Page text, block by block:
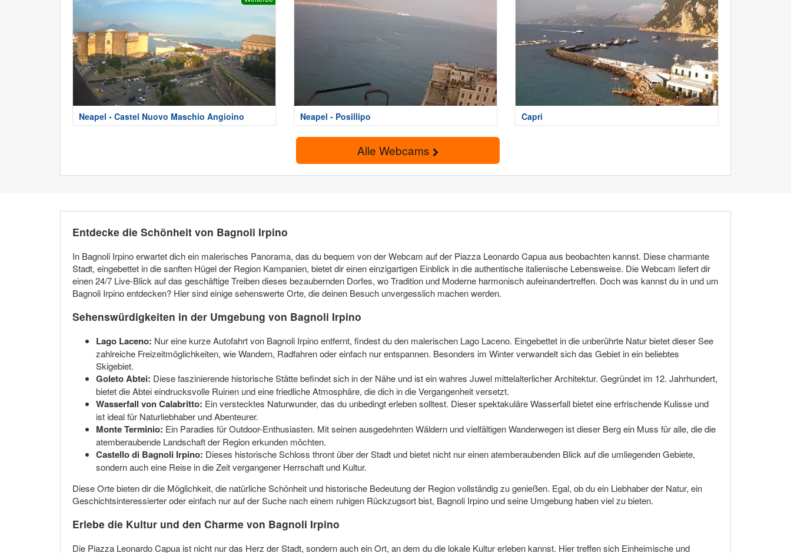
Neapel - Castel Nuovo Maschio Angioino Neapel - Posillipo Capri
Alle Webcams
Entdecke die Schönheit von Bagnoli Irpino
In Bagnoli Irpino erwartet dich ein malerisches Panorama, das du bequem von der Webcam auf der Piazza Leonardo Capua aus beobachten kannst. Diese charmante
Stadt, eingebettet in die sanften Hügel der Region Kampanien, bietet dir einen einzigartigen Einblick in die authentische italienische Lebensweise. Die Webcam liefert dir
einen 24/7 Live-Blick auf das geschäftige Treiben dieses bezaubernden Dorfes, wo Tradition und Moderne harmonisch aufeinandertreffen. Doch was kannst du in und um
Bagnoli Irpino entdecken? Hier sind einige sehenswerte Orte, die deinen Besuch unvergesslich machen werden.
Sehenswürdigkeiten in der Umgebung von Bagnoli Irpino
Lago Laceno: Nur eine kurze Autofahrt von Bagnoli Irpino entfernt, findest du den malerischen Lago Laceno. Eingebettet in die unberührte Natur bietet dieser See
zahlreiche Freizeitmöglichkeiten, wie Wandern, Radfahren oder einfach nur entspannen. Besonders im Winter verwandelt sich das Gebiet in ein beliebtes
Skigebiet.
Goleto Abtei: Diese faszinierende historische Stätte befindet sich in der Nähe und ist ein wahres Juwel mittelalterlicher Architektur. Gegründet im 12. Jahrhundert,
bietet die Abtei eindrucksvolle Ruinen und eine friedliche Atmosphäre, die dich in die Vergangenheit versetzt.
Wasserfall von Calabritto: Ein verstecktes Naturwunder, das du unbedingt erleben solltest. Dieser spektakuläre Wasserfall bietet eine erfrischende Kulisse und
ist ideal für Naturliebhaber und Abenteurer.
Monte Terminio: Ein Paradies für Outdoor-Enthusiasten. Mit seinen ausgedehnten Wäldern und vielfältigen Wanderwegen ist dieser Berg ein Muss für alle, die die
atemberaubende Landschaft der Region erkunden möchten.
Castello di Bagnoli Irpino: Dieses historische Schloss thront über der Stadt und bietet nicht nur einen atemberaubenden Blick auf die umliegenden Gebiete,
sondern auch eine Reise in die Zeit vergangener Herrschaft und Kultur.
Diese Orte bieten dir die Möglichkeit, die natürliche Schönheit und historische Bedeutung der Region vollständig zu genießen. Egal, ob du ein Liebhaber der Natur, ein
Geschichtsinteressierter oder einfach nur auf der Suche nach einem ruhigen Rückzugsort bist, Bagnoli Irpino und seine Umgebung haben viel zu bieten.
Erlebe die Kultur und den Charme von Bagnoli Irpino
Die Piazza Leonardo Capua ist nicht nur das Herz der Stadt, sondern auch ein Ort, an dem du die lokale Kultur erleben kannst. Hier treffen sich Einheimische und